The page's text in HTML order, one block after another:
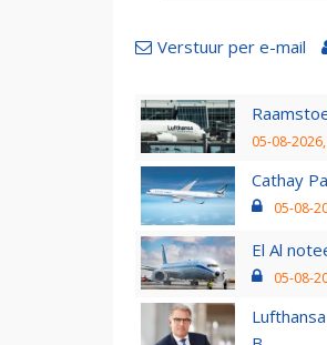
Verstuur per e-mail
05-08-
Cathay
05-08-
El Al
05-08-